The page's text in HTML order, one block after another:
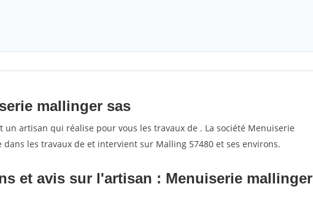
mallinger sas
un artisan qui réalise pour vous les travaux de . La société Menuiserie
dans les travaux de et intervient sur Malling 57480 et ses environs.
et avis sur l'artisan : Menuiserie mallinger